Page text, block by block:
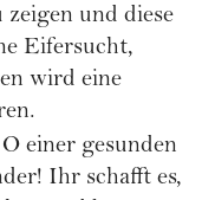
und diese
Eifersucht,
wird eine
einer gesunden
Ihr schafft es,